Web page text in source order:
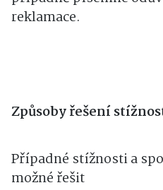
reklamace.
Způsoby řešení
Případné stížnosti a
možné řešit